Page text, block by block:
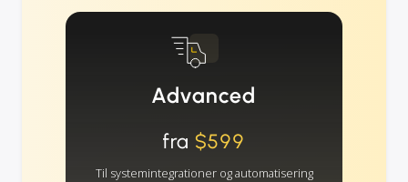
Advanced
fra $599
Til systemintegrationer og automatisering